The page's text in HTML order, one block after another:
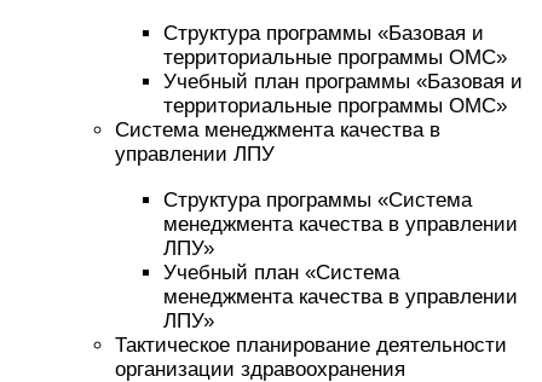
Структура программы «Базовая и
территориальные программы ОМС»
Учебный план программы «Базовая и
территориальные программы ОМС»
Система менеджмента качества в
управлении ЛПУ
Структура программы «Система
менеджмента качества в управлении
ЛПУ»
Учебный план «Система
менеджмента качества в управлении
ЛПУ»
Тактическое планирование деятельности
организации здравоохранения